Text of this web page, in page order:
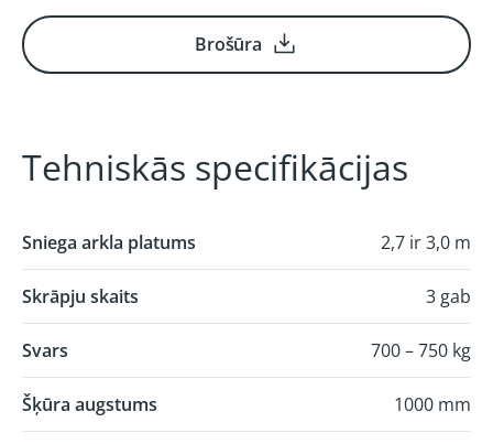
Brošūra
Tehniskās specifikācijas
Sniega arkla platums 2,7 ir 3,0 m
Skrāpju skaits 3 gab
Svars 700 – 750 kg
Šķūra augstums 1000 mm